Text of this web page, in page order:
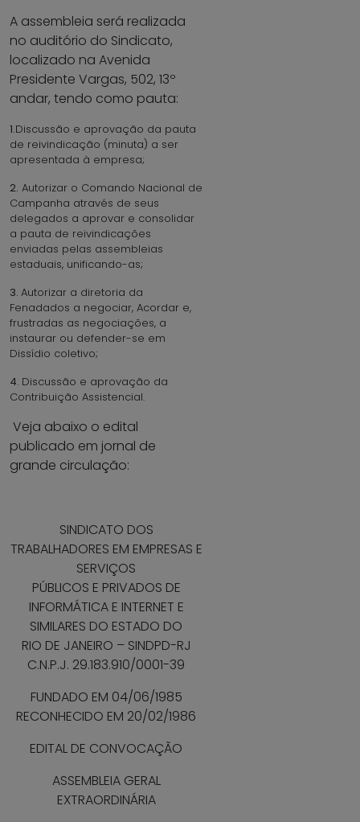
A assembleia será realizada
no auditório do Sindicato,
localizado na Avenida
Presidente Vargas, 502, 13º
andar, tendo como pauta:
1.Discussão e aprovação da pauta
de reivindicação (minuta) a ser
apresentada à empresa;
2. Autorizar o Comando Nacional de
Campanha através de seus
delegados a aprovar e consolidar
a pauta de reivindicações
enviadas pelas assembleias
estaduais, unificando-as;
3. Autorizar a diretoria da
Fenadados a negociar, Acordar e,
frustradas as negociações, a
instaurar ou defender-se em
Dissídio coletivo;
4. Discussão e aprovação da
Contribuição Assistencial.
Veja abaixo o edital
publicado em jornal de
grande circulação:
SINDICATO DOS
TRABALHADORES EM EMPRESAS E
SERVIÇOS
PÚBLICOS E PRIVADOS DE
INFORMÁTICA E INTERNET E
SIMILARES DO ESTADO DO
RIO DE JANEIRO – SINDPD-RJ
C.N.P.J. 29.183.910/0001-39
FUNDADO EM 04/06/1985
RECONHECIDO EM 20/02/1986
EDITAL DE CONVOCAÇÃO
ASSEMBLEIA GERAL
EXTRAORDINÁRIA